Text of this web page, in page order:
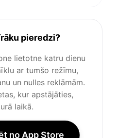
pieredzi?
lietotne katru dienu
ar tumšo režīmu,
un nulles reklāmām.
kur apstājāties,
laikā.
no App Store